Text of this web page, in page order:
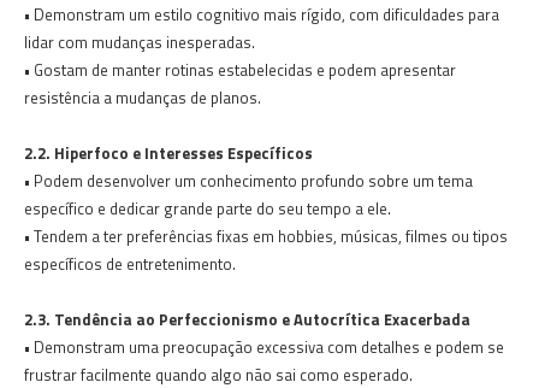
• Demonstram um estilo cognitivo mais rígido, com dificuldades para
lidar com mudanças inesperadas.
• Gostam de manter rotinas estabelecidas e podem apresentar
resistência a mudanças de planos.
2.2. Hiperfoco e Interesses Específicos
• Podem desenvolver um conhecimento profundo sobre um tema
específico e dedicar grande parte do seu tempo a ele.
• Tendem a ter preferências fixas em hobbies, músicas, filmes ou tipos
específicos de entretenimento.
2.3. Tendência ao Perfeccionismo e Autocrítica Exacerbada
• Demonstram uma preocupação excessiva com detalhes e podem se
frustrar facilmente quando algo não sai como esperado.